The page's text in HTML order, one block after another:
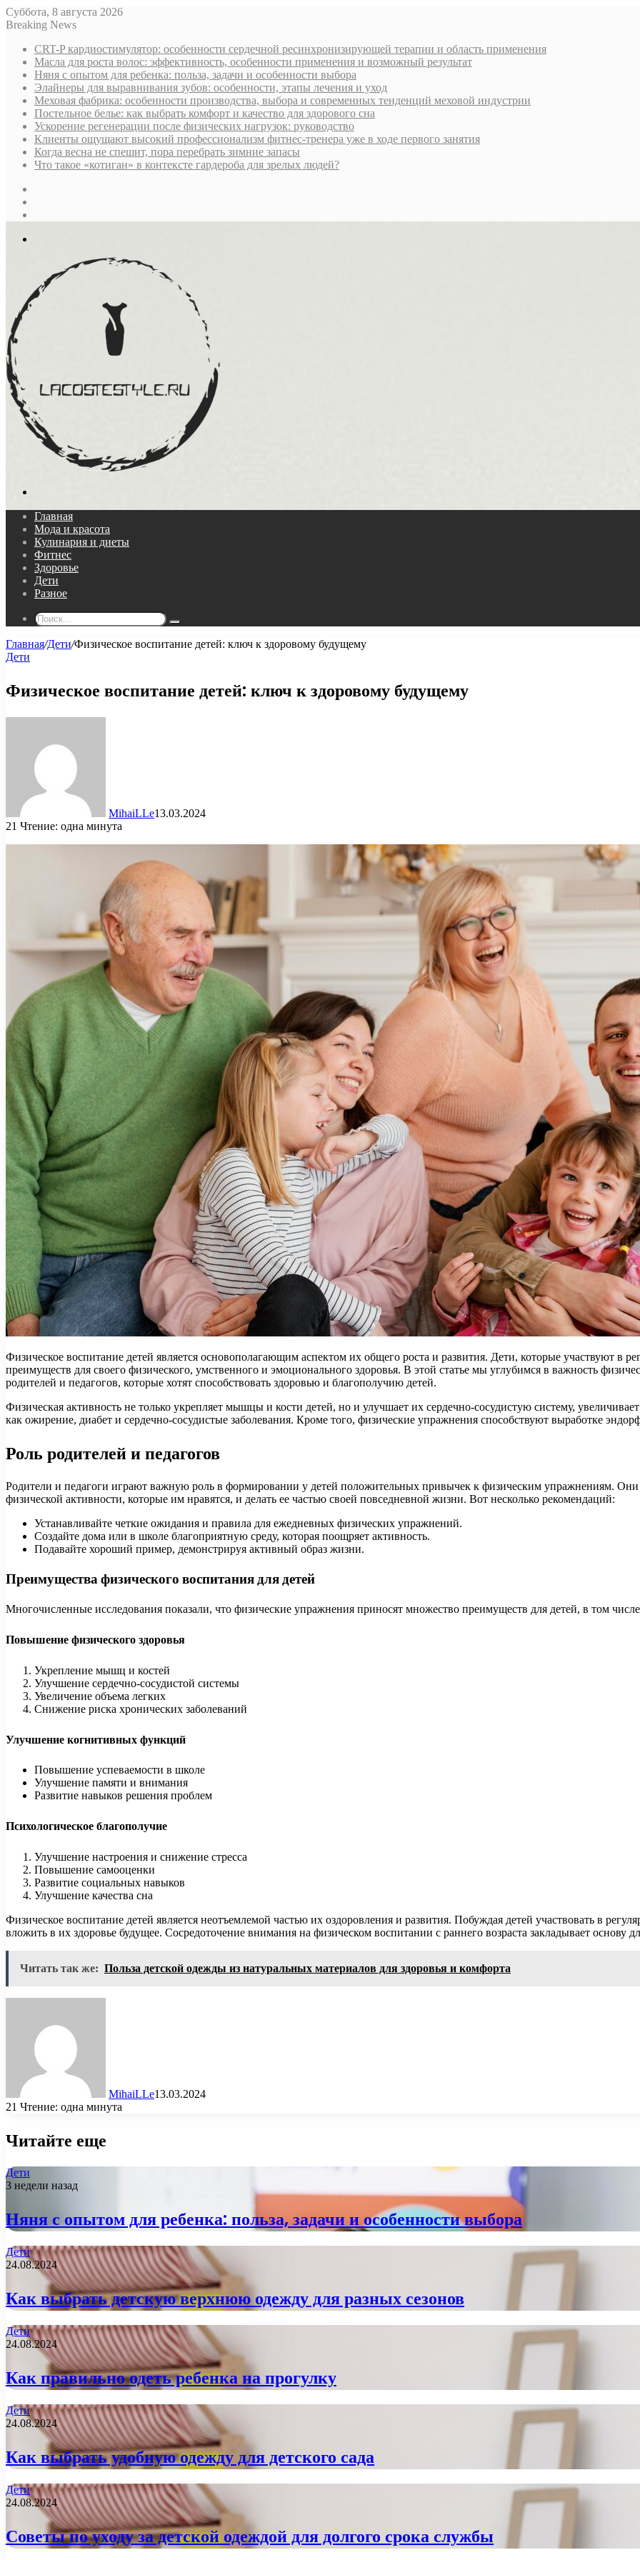
Суббота, 8 августа 2026
Breaking News
CRT-P кардиостимулятор: особенности сердечной ресинхронизирующей терапии и область применения
Масла для роста волос: эффективность, особенности применения и возможный результат
Няня с опытом для ребенка: польза, задачи и особенности выбора
Элайнеры для выравнивания зубов: особенности, этапы лечения и уход
Меховая фабрика: особенности производства, выбора и современных тенденций меховой индустрии
Постельное белье: как выбрать комфорт и качество для здорового сна
Ускорение регенерации после физических нагрузок: руководство
Клиенты ощущают высокий профессионализм фитнес-тренера уже в ходе первого занятия
Когда весна не спешит, пора перебрать зимние запасы
Что такое «котиган» в контексте гардероба для зрелых людей?
Главная
Мода и красота
Кулинария и диеты
Фитнес
Здоровье
Дети
Разное
Поиск...
Главная/Дети/Физическое воспитание детей: ключ к здоровому будущему
Дети
Физическое воспитание детей: ключ к здоровому будущему
MihaiLLe13.03.2024
21 Чтение: одна минута
Физическое воспитание детей является основополагающим аспектом их общего роста и развития. Дети, которые участвуют в
преимуществ для своего физического, умственного и эмоционального здоровья. В этой статье мы углубимся в важность
родителей и педагогов, которые хотят способствовать здоровью и благополучию детей.
Физическая активность не только укрепляет мышцы и кости детей, но и улучшает их сердечно-сосудистую систему,
как ожирение, диабет и сердечно-сосудистые заболевания. Кроме того, физические упражнения способствуют выработке
Роль родителей и педагогов
Родители и педагоги играют важную роль в формировании у детей положительных привычек к физическим упражнениям. Они
физической активности, которые им нравятся, и делать ее частью своей повседневной жизни. Вот несколько рекомендаций:
Устанавливайте четкие ожидания и правила для ежедневных физических упражнений.
Создайте дома или в школе благоприятную среду, которая поощряет активность.
Подавайте хороший пример, демонстрируя активный образ жизни.
Преимущества физического воспитания для детей
Многочисленные исследования показали, что физические упражнения приносят множество преимуществ для детей, в том
Повышение физического здоровья
Укрепление мышц и костей
Улучшение сердечно-сосудистой системы
Увеличение объема легких
Снижение риска хронических заболеваний
Улучшение когнитивных функций
Повышение успеваемости в школе
Улучшение памяти и внимания
Развитие навыков решения проблем
Психологическое благополучие
Улучшение настроения и снижение стресса
Повышение самооценки
Развитие социальных навыков
Улучшение качества сна
Физическое воспитание детей является неотъемлемой частью их оздоровления и развития. Побуждая детей участвовать в
вложить в их здоровье будущее. Сосредоточение внимания на физическом воспитании с раннего возраста закладывает основу
Читать так же: Польза детской одежды из натуральных материалов для здоровья и комфорта
MihaiLLe13.03.2024
21 Чтение: одна минута
Читайте еще
Дети
3 недели назад
Няня с опытом для ребенка: польза, задачи и особенности выбора
Дети
24.08.2024
Как выбрать детскую верхнюю одежду для разных сезонов
Дети
24.08.2024
Как правильно одеть ребенка на прогулку
Дети
24.08.2024
Как выбрать удобную одежду для детского сада
Дети
24.08.2024
Советы по уходу за детской одеждой для долгого срока службы